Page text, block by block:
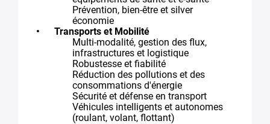
Prévention, bien-être et silver
économie
Transports et Mobilité
Multi-modalité, gestion des flux,
infrastructures et logistique
Robustesse et fiabilité
Réduction des pollutions et des
consommations d'énergie
Sécurité et défense en transport
Véhicules intelligents et autonomes
(roulant, volant, flottant)